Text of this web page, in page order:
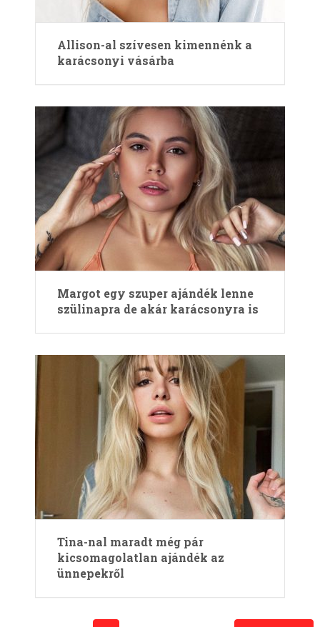
Allison-al szívesen kimennénk a
karácsonyi vásárba
Margot egy szuper ajándék lenne
szülinapra de akár karácsonyra is
Tina-nal maradt még pár
kicsomagolatlan ajándék az
ünnepekről